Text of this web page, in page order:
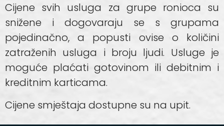
Cijene svih usluga za grupe ronioca su
snižene i dogovaraju se s grupama
pojedinačno, a popusti ovise o količini
zatraženih usluga i broju ljudi. Usluge je
moguće plaćati gotovinom ili debitnim i
kreditnim karticama.
Cijene smještaja dostupne su na upit.